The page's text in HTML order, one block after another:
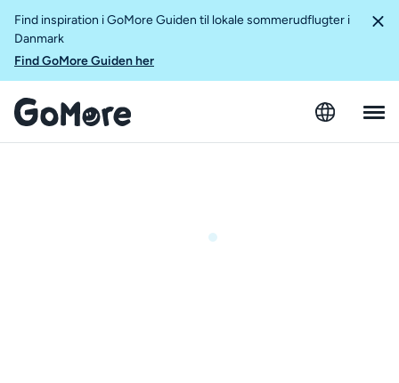
Find inspiration i GoMore Guiden til lokale sommerudflugter i
Danmark
Find GoMore Guiden her